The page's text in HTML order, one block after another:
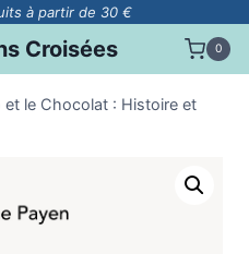
à partir de 30 €
Croisées 0
et le Chocolat : Histoire et